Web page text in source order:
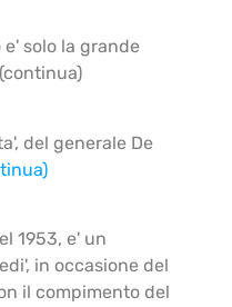
solo la grande
del generale De
1953, e' un
in occasione del
il compimento del